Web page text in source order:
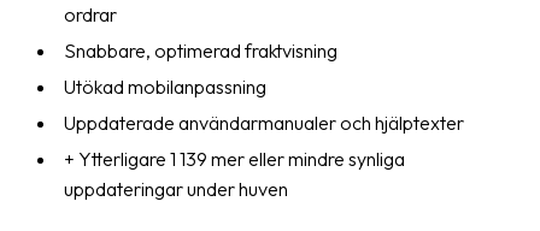
ordrar
Snabbare, optimerad fraktvisning
Utökad mobilanpassning
Uppdaterade användarmanualer och hjälptexter
+ Ytterligare 1 139 mer eller mindre synliga
uppdateringar under huven